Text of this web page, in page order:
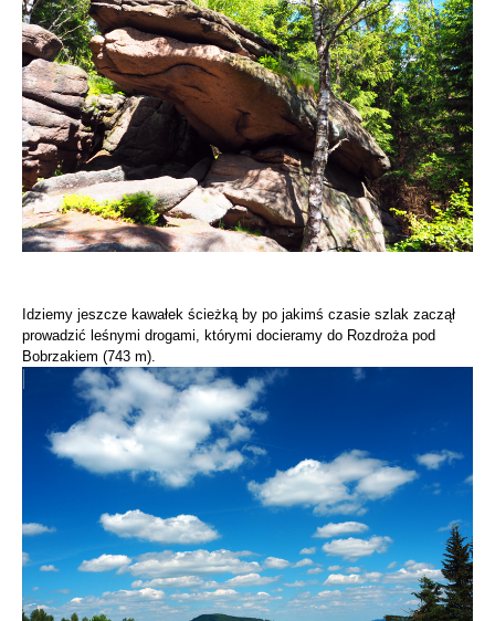
Idziemy jeszcze kawałek ścieżką by po jakimś czasie szlak zaczął
prowadzić leśnymi drogami, którymi docieramy do Rozdroża pod
Bobrzakiem (743 m).